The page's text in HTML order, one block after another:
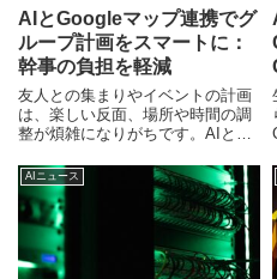
AIとGoogleマップ連携でグ
ループ計画をスマートに：
幹事の負担を軽減
友人との集まりやイベントの計画
は、楽しい反面、場所や時間の調
整が煩雑になりがちです。AIと
いアプリは、この課題を解決し、
グループチャットから具体的な計
画へとスムーズに移行させる画期
的なソリューションを提供しま
す。
AIニュース